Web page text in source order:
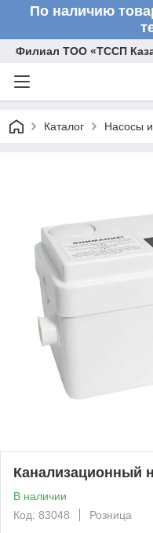
По наличию
Филиал ТОО «ТССП
Каталог Насосы
Канализационный
В наличии
Код: 83048
Розница